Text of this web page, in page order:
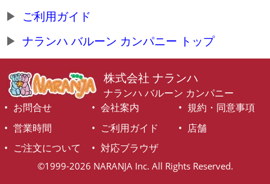
ご利用ガイド
ナランハ バルーン カンパニー トップ
株式会社 ナランハ
ナランハ バルーン カンパニー
お問合せ
会社案内
規約・同意事項
営業時間
ご利用ガイド
店舗
ご注文について
対応ブラウザ
©1999-2026 NARANJA Inc. All Rights Reserved.